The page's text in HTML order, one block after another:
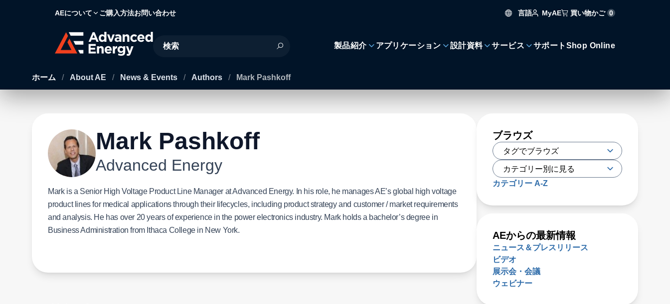
AEについて ご購入方法お問い合わせ 言語 MyAE 買い物かご 0
Site Search
製品紹介 アプリケーション 設計資料 サービス サポート Shop Online
ホーム / About AE / News & Events / Authors / Mark Pashkoff
Mark Pashkoff
Advanced Energy
Mark is a Senior High Voltage Product Line Manager at Advanced Energy. In his role, he manages AE’s global high voltage
product lines for medical applications through their lifecycles, including product strategy and customer / market requirements
and analysis. He has over 20 years of experience in the power electronics industry. Mark holds a bachelor’s degree in
Business Administration from Ithaca College in New York.
ブラウズ
カテゴリー A-Z
AEからの最新情報
ニュース＆プレスリリース
ビデオ
展示会・会議
ウェビナー